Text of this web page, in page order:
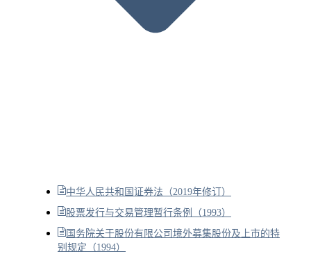
中华人民共和国证券法（2019年修订）
股票发行与交易管理暂行条例（1993）
国务院关于股份有限公司境外募集股份及上市的特
别规定（1994）